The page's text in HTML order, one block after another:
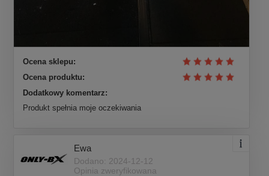
Ocena sklepu:
Ocena produktu:
Dodatkowy komentarz:
Produkt spełnia moje oczekiwania
Ewa
Dodano: 2024-12-12
Opinia zweryfikowana